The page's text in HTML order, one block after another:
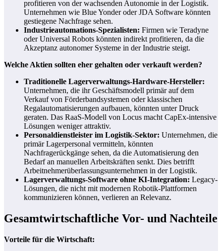
profitieren von der wachsenden Autonomie in der Logistik.
Unternehmen wie Blue Yonder oder JDA Software könnten
gestiegene Nachfrage sehen.
Industrieautomations-Spezialisten: Firmen wie Teradyne
oder Universal Robots könnten indirekt profitieren, da die
Akzeptanz autonomer Systeme in der Industrie steigt.
Welche Aktien sollten eher gehalten oder verkauft werden?
Traditionelle Lagerverwaltungs-Hardware-Hersteller:
Unternehmen, die ihr Geschäftsmodell primär auf dem
Verkauf von Förderbandsystemen oder klassischen
Regalautomatisierungen aufbauen, könnten unter Druck
geraten. Das RaaS-Modell von Locus macht CapEx-intensive
Lösungen weniger attraktiv.
Personaldienstleister im Logistik-Sektor: Unternehmen, die
primär Lagerpersonal vermitteln, könnten
Nachfragerückgänge sehen, da die Automatisierung den
Bedarf an manuellen Arbeitskräften senkt. Dies betrifft
Arbeitnehmerüberlassungsunternehmen in der Logistik.
Lagerverwaltungs-Software ohne KI-Integration: Legacy-
Lösungen, die nicht mit modernen Robotik-Plattformen
kommunizieren können, verlieren an Relevanz.
Gesamtwirtschaftliche Vor- und Nachteile
Vorteile für die Wirtschaft: